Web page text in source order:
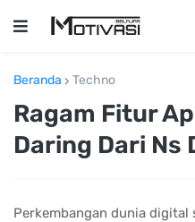
Beranda Techno
Ragam Fitur
Daring Dari Ns
Perkembangan dunia digital